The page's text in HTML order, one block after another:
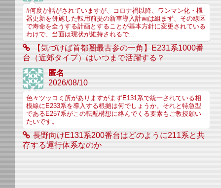
#何度か話がされていますが、コロナ禍以降、ワンマン化・機
器更新を併施した転用前提の新車導入計画は組まず、その線区
で寿命を全うする計画とすることが基本方針に変更されている
わけで、当面は現状が維持されるで...
【気づけば首都圏最古参の一角】E231系1000番
台（近郊タイプ）はいつまで活躍する？
匿名
2026/08/10
色々ツッコミ所がありますがまずE131系で統一されている相
模線にE233系を導入する根拠は何でしょうか。それと特急型
であるE257系がこの転配構想に絡んでくる要素もご教授願い
たいです。
長野向けE131系200番台はどのように211系と共
存する運行体系なのか